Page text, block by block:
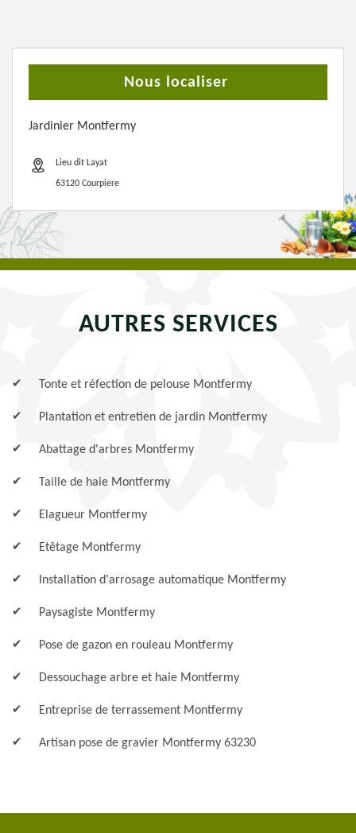
Nous localiser
Jardinier Montfermy
Lieu dit Layat
63120 Courpiere
AUTRES SERVICES
Tonte et réfection de pelouse Montfermy
Plantation et entretien de jardin Montfermy
Abattage d'arbres Montfermy
Taille de haie Montfermy
Elagueur Montfermy
Etêtage Montfermy
Installation d'arrosage automatique Montfermy
Paysagiste Montfermy
Pose de gazon en rouleau Montfermy
Dessouchage arbre et haie Montfermy
Entreprise de terrassement Montfermy
Artisan pose de gravier Montfermy 63230